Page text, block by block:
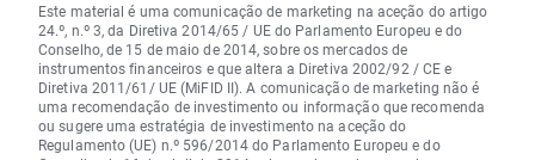
Este material é uma comunicação de marketing na aceção do artigo
24.º, n.º 3, da Diretiva 2014/65 / UE do Parlamento Europeu e do
Conselho, de 15 de maio de 2014, sobre os mercados de
instrumentos financeiros e que altera a Diretiva 2002/92 / CE e
Diretiva 2011/61/ UE (MiFID II). A comunicação de marketing não é
uma recomendação de investimento ou informação que recomenda
ou sugere uma estratégia de investimento na aceção do
Regulamento (UE) n.º 596/2014 do Parlamento Europeu e do